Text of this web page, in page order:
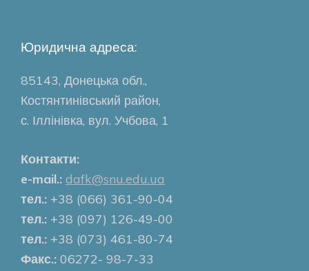
Юридична адреса:
85143, Донецька обл.,
Костянтинівський район,
с. Іллінівка, вул. Учбова, 1
Контакти:
e-mail.: dafk@snu.edu.ua
тел.: +38 (066) 361-90-04
тел.: +38 (097) 126-49-00
тел.: +38 (073) 461-80-74
Факс.: 06272- 98-7-33